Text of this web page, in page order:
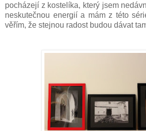
pocházejí z kostelíka, který jsem
neskutečnou energií a mám z této
věřím, že stejnou radost budou dávat